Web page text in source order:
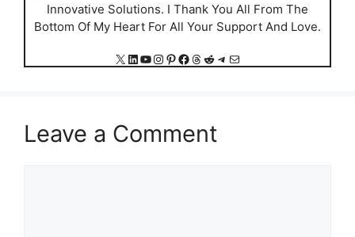
Innovative Solutions. I Thank You All From The
Bottom Of My Heart For All Your Support And Love.
X LinkedIn YouTube Instagram Pinterest Facebook Threads Reddit Telegram Mail
Leave a Comment